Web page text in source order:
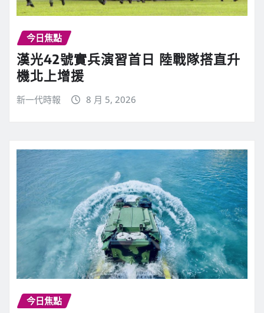
今日焦點
漢光42號實兵演習首日 陸戰隊搭直升
機北上增援
新一代時報 8 月 5, 2026
今日焦點